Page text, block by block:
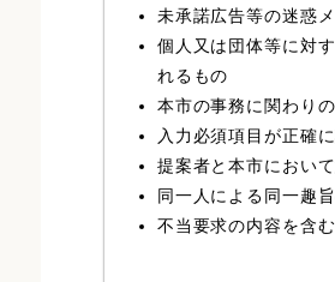
未承諾広告等の迷惑
個人又は団体等に対
れるもの
本市の事務に関わり
入力必須項目が正確
提案者と本市におい
同一人による同一趣
不当要求の内容を含